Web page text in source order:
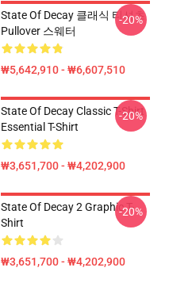
State Of Decay 클래식 티셔츠
Pullover 스웨터
₩5,642,910 - ₩6,607,510
-20%
State Of Decay Classic T-Shirt
Essential T-Shirt
₩3,651,700 - ₩4,202,900
-20%
State Of Decay 2 Graphic T-
Shirt
₩3,651,700 - ₩4,202,900
-20%